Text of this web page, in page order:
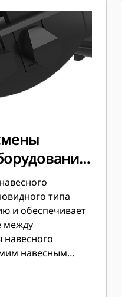
типа
типа
и обеспечивает
между
навесного
навесным